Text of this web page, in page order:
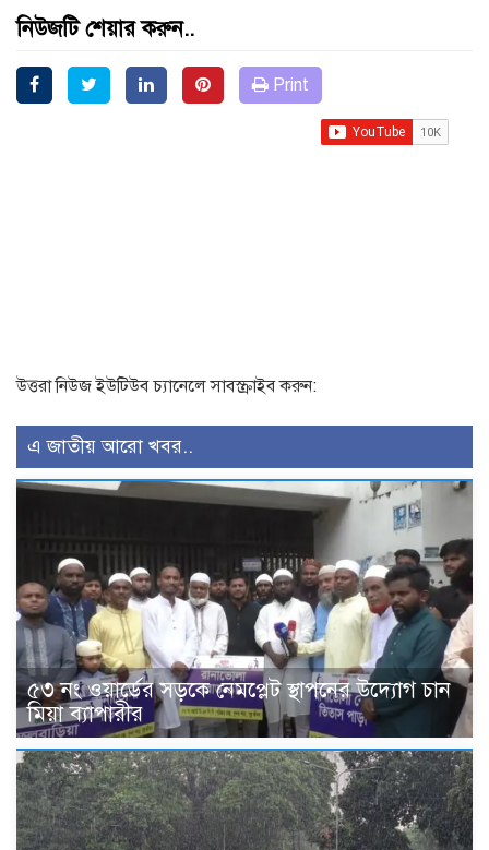
নিউজটি শেয়ার করুন..
Print
উত্তরা নিউজ ইউটিউব চ্যানেলে সাবস্ক্রাইব করুন:
এ জাতীয় আরো খবর..
৫৩ নং ওয়ার্ডের সড়কে নেমপ্লেট স্থাপনের উদ্যোগ চান
মিয়া ব্যাপারীর